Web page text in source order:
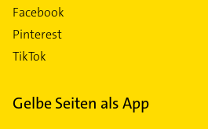
Facebook
Pinterest
TikTok
Gelbe Seiten als App